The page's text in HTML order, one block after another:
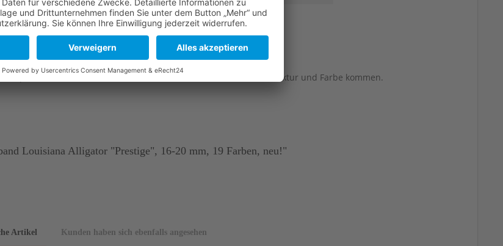
kann es zu kleinen Unterschieden in Oberflächenstruktur und Farbe kommen.
Louisiana Alligator "Prestige", 16-20 mm, 19 Farben, neu!"
Artikel Kunden haben sich ebenfalls angesehen